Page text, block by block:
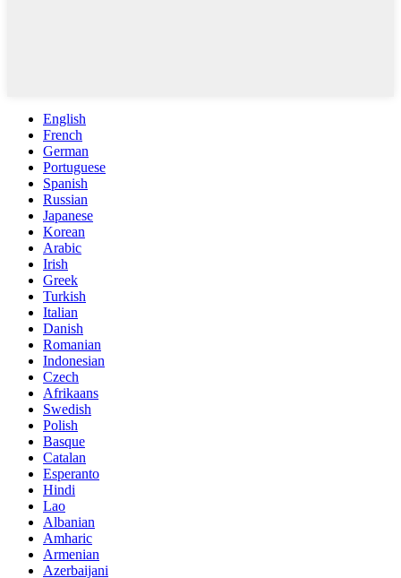
English
French
German
Portuguese
Spanish
Russian
Japanese
Korean
Arabic
Irish
Greek
Turkish
Italian
Danish
Romanian
Indonesian
Czech
Afrikaans
Swedish
Polish
Basque
Catalan
Esperanto
Hindi
Lao
Albanian
Amharic
Armenian
Azerbaijani